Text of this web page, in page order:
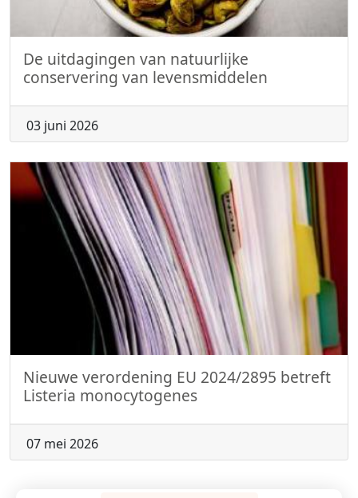
De uitdagingen van natuurlijke
conservering van levensmiddelen
03 juni 2026
Nieuwe verordening EU 2024/2895 betreft
Listeria monocytogenes
07 mei 2026